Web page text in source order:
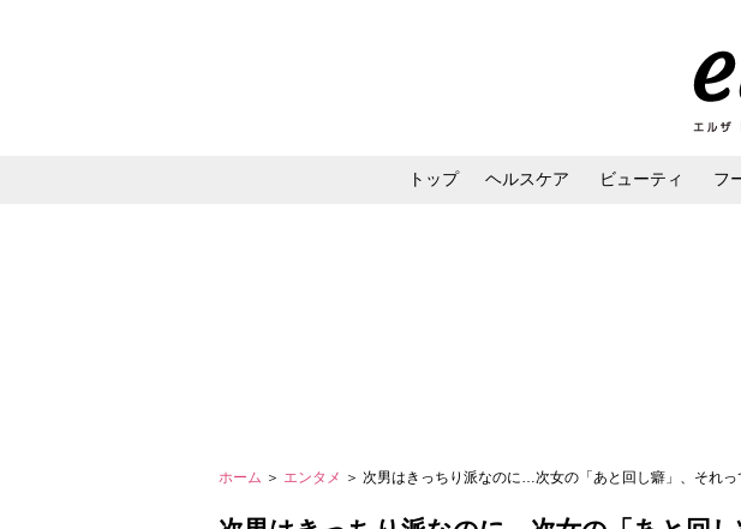
トップ ヘルスケア ビューティ フ
ホーム ＞ エンタメ ＞ 次男はきっちり派なのに…次女の「あと回し癖」、それ